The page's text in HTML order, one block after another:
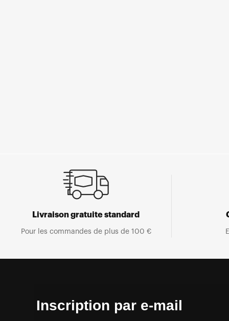
Livraison gratuite standard
Pour les commandes de plus de 100 €
Inscription par e-mail